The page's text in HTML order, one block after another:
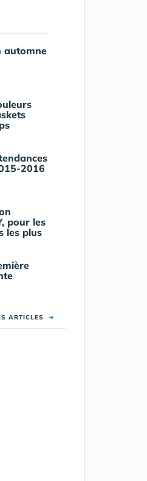
automne
2016
pour les
les plus
ARTICLES ➜